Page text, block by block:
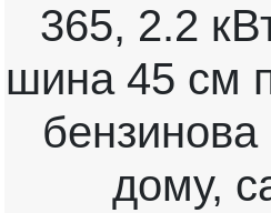
365, 2.2
шина 45 см
дому,